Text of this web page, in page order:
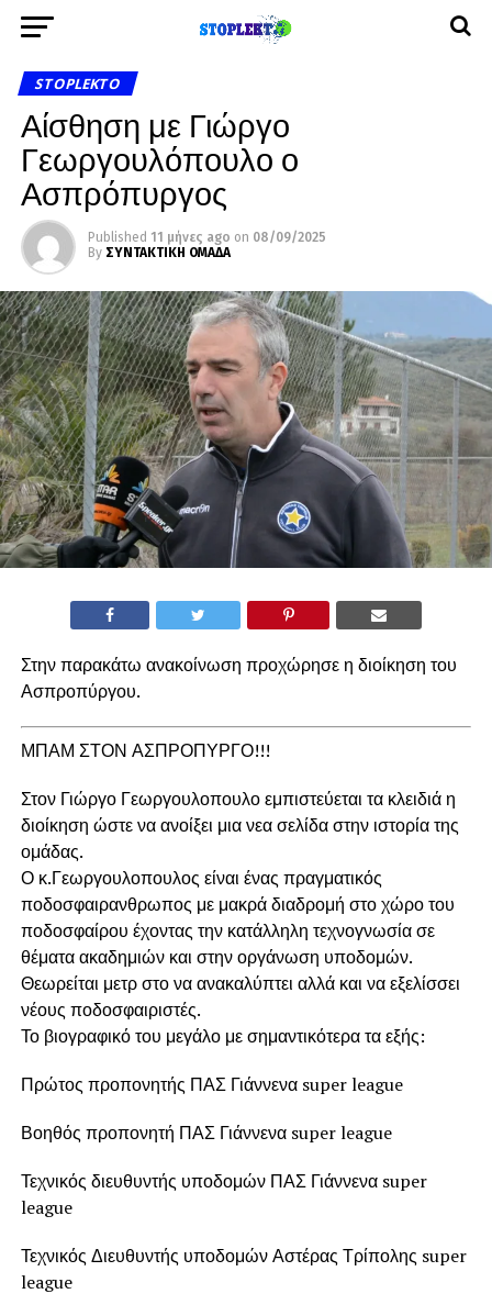
STOPLEKTO
Αίσθηση με Γιώργο
Γεωργουλόπουλο ο
Ασπρόπυργος
Published 11 μήνες ago on 08/09/2025
By ΣΥΝΤΑΚΤΙΚΗ ΟΜΑΔΑ
Στην παρακάτω ανακοίνωση προχώρησε η διοίκηση του
Ασπροπύργου.
ΜΠΑΜ ΣΤΟΝ ΑΣΠΡΟΠΥΡΓΟ!!!
Στον Γιώργο Γεωργουλοπουλο εμπιστεύεται τα κλειδιά η
διοίκηση ώστε να ανοίξει μια νεα σελίδα στην ιστορία της
ομάδας.
Ο κ.Γεωργουλοπουλος είναι ένας πραγματικός
ποδοσφαιρανθρωπος με μακρά διαδρομή στο χώρο του
ποδοσφαίρου έχοντας την κατάλληλη τεχνογνωσία σε
θέματα ακαδημιών και στην οργάνωση υποδομών.
Θεωρείται μετρ στο να ανακαλύπτει αλλά και να εξελίσσει
νέους ποδοσφαιριστές.
Το βιογραφικό του μεγάλο με σημαντικότερα τα εξής:
Πρώτος προπονητής ΠΑΣ Γιάννενα super league
Βοηθός προπονητή ΠΑΣ Γιάννενα super league
Τεχνικός διευθυντής υποδομών ΠΑΣ Γιάννενα super
league
Τεχνικός Διευθυντής υποδομών Αστέρας Τρίπολης super
league